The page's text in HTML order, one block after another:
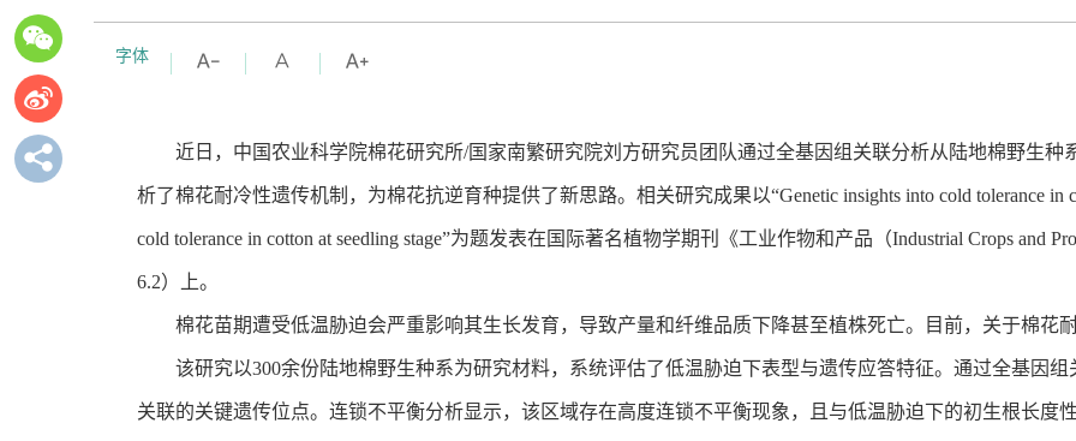
字体
近日，中国农业科学院棉花研究所/国家南繁研究院刘方研究员团队通过全基因组关联分析从陆地棉野生种
析了棉花耐冷性遗传机制，为棉花抗逆育种提供了新思路。相关研究成果以“Genetic insights into cold tolerance in
cold tolerance in cotton at seedling stage”为题发表在国际著名植物学期刊《工业作物和产品（Industrial Crops and
6.2）上。
棉花苗期遭受低温胁迫会严重影响其生长发育，导致产量和纤维品质下降甚至植株死亡。目前，关于棉花
该研究以300余份陆地棉野生种系为研究材料，系统评估了低温胁迫下表型与遗传应答特征。通过全基因
关联的关键遗传位点。连锁不平衡分析显示，该区域存在高度连锁不平衡现象，且与低温胁迫下的初生根长度